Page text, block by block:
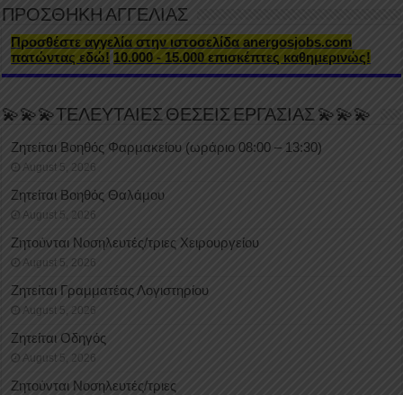
ΠΡΟΣΘΗΚΗ ΑΓΓΕΛΙΑΣ
Προσθέστε αγγελία στην ιστοσελίδα anergosjobs.com
πατώντας εδώ! 10.000 - 15.000 επισκέπτες καθημερινώς!
💫💫💫ΤΕΛΕΥΤΑΙΕΣ ΘΕΣΕΙΣ ΕΡΓΑΣΙΑΣ 💫💫💫
Ζητείται Βοηθός Φαρμακείου (ωράριο 08:00 – 13:30)
August 5, 2026
Ζητείται Βοηθός Θαλάμου
August 5, 2026
Ζητούνται Νοσηλευτές/τριες Χειρουργείου
August 5, 2026
Ζητείται Γραμματέας Λογιστηρίου
August 5, 2026
Ζητείται Οδηγός
August 5, 2026
Ζητούνται Νοσηλευτές/τριες